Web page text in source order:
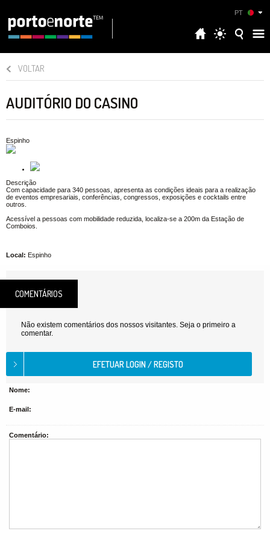
PT
VOLTAR
AUDITÓRIO DO CASINO
Espinho
Descrição
Com capacidade para 340 pessoas, apresenta as condições ideais para a realização
de eventos empresariais, conferências, congressos, exposições e cocktails entre
outros.
Acessível a pessoas com mobilidade reduzida, localiza-se a 200m da Estação de
Comboios.
Local: Espinho
COMENTÁRIOS
Não existem comentários dos nossos visitantes. Seja o primeiro a
comentar.
Nome:
E-mail:
Comentário: